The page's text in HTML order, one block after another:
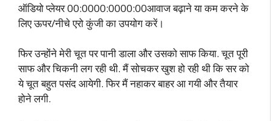
ऑडियो प्लेयर 00:0000:0000:00आवाज बढ़ाने या कम करने के
लिए ऊपर/नीचे एरो कुंजी का उपयोग करें।
फिर उन्होंने मेरी चूत पर पानी डाला और उसको साफ किया. चूत पूरी
साफ और चिकनी लग रही थी. मैं सोचकर खुश हो रही थी कि सर को
ये चूत बहुत पसंद आयेगी. फिर मैं नहाकर बाहर आ गयी और तैयार
होने लगी.